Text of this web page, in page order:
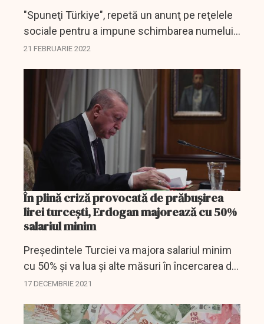
"Spuneţi Türkiye", repetă un anunţ pe reţelele
sociale pentru a impune schimbarea numelui
internaţional al Turciei, care până acum în
21 FEBRUARIE 2022
În plină criză provocată de prăbuşirea
lirei turceşti, Erdogan majorează cu 50%
salariul minim
Președintele Turciei va majora salariul minim
cu 50% și va lua și alte măsuri în încercarea de
a stabiliza moneda națională
17 DECEMBRIE 2021